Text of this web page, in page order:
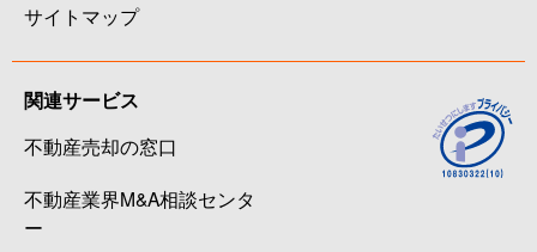
サイトマップ
関連サービス
不動産売却の窓口
不動産業界M&A相談センタ
ー